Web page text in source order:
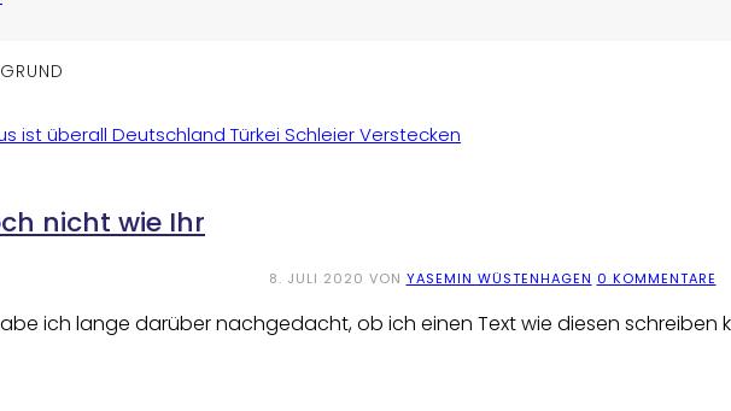
nicht wie Ihr
8. JULI 2020 VON YASEMIN WÜSTENHAGEN 0 KOMMENTARE
ich lange darüber nachgedacht, ob ich einen Text wie diesen